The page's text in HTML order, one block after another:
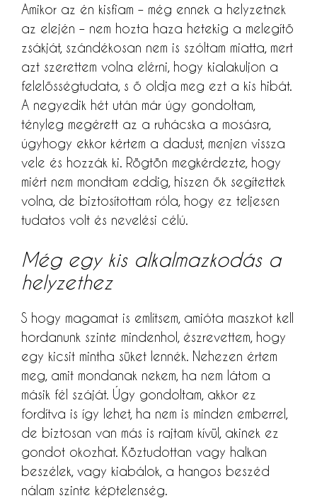
Amikor az én kisfiam – még ennek a helyzetnek
az elején – nem hozta haza hetekig a melegítő
zsákját, szándékosan nem is szóltam miatta, mert
azt szerettem volna elérni, hogy kialakuljon a
felelősségtudata, s ő oldja meg ezt a kis hibát.
A negyedik hét után már úgy gondoltam,
tényleg megérett az a ruhácska a mosásra,
úgyhogy ekkor kértem a dadust, menjen vissza
vele és hozzák ki. Rögtön megkérdezte, hogy
miért nem mondtam eddig, hiszen ők segítettek
volna, de biztosítottam róla, hogy ez teljesen
tudatos volt és nevelési célú.
Még egy kis alkalmazkodás a
helyzethez
S hogy magamat is említsem, amióta maszkot kell
hordanunk szinte mindenhol, észrevettem, hogy
egy kicsit mintha süket lennék. Nehezen értem
meg, amit mondanak nekem, ha nem látom a
másik fél száját. Úgy gondoltam, akkor ez
fordítva is így lehet, ha nem is minden emberrel,
de biztosan van más is rajtam kívül, akinek ez
gondot okozhat. Köztudottan vagy halkan
beszélek, vagy kiabálok, a hangos beszéd
nálam szinte képtelenség.